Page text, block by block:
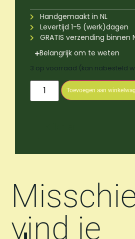
Handgemaakt in NL
Levertijd 1-5 (werk)dagen
GRATIS verzending binnen
Belangrijk om te weten
3 op voorraad (kan nabesteld
Toevoegen aan
vind je